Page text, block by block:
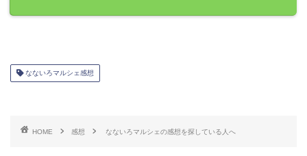
なないろマルシェ感想
HOME 感想 なないろマルシェの感想を探している人へ